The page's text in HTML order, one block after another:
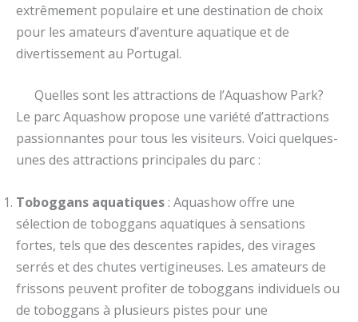
extrêmement populaire et une destination de choix
pour les amateurs d’aventure aquatique et de
divertissement au Portugal.
Quelles sont les attractions de l’Aquashow Park?
Le parc Aquashow propose une variété d’attractions
passionnantes pour tous les visiteurs. Voici quelques-
unes des attractions principales du parc :
Toboggans aquatiques : Aquashow offre une
sélection de toboggans aquatiques à sensations
fortes, tels que des descentes rapides, des virages
serrés et des chutes vertigineuses. Les amateurs de
frissons peuvent profiter de toboggans individuels ou
de toboggans à plusieurs pistes pour une